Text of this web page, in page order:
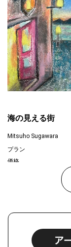
海の見える街
Mitsuho Sugawara
プラン
価格